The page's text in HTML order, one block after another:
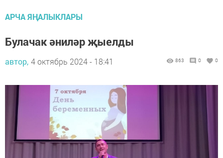
АРЧА ЯҢАЛЫКЛАРЫ
Булачак әниләр җыелды
автор, 4 октябрь 2024 - 18:41 863 0 0